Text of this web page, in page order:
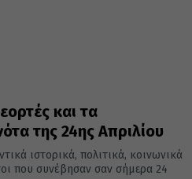
και τα
της 24ης Απριλίου
ιστορικά, πολιτικά, κοινωνικά
που συνέβησαν σαν σήμερα 24